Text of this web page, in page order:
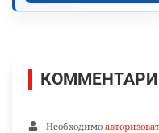
Необходимо